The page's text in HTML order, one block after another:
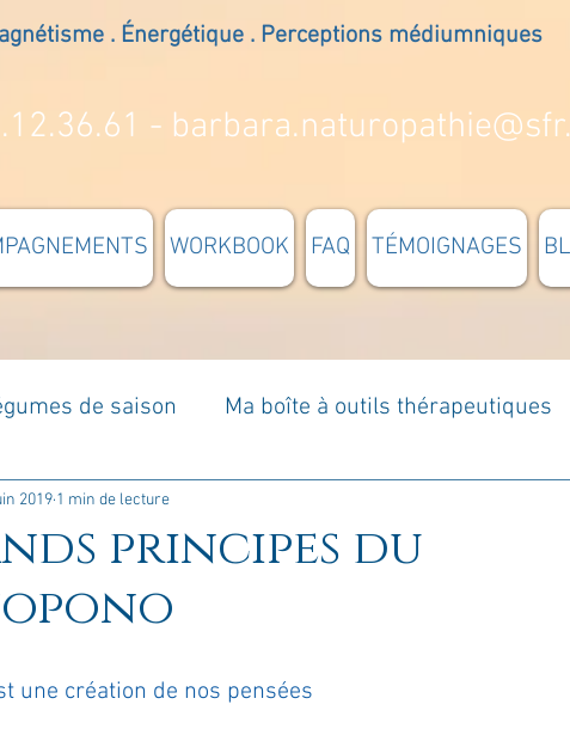
. Énergétique . Perceptions médiumniques
-
WORKBOOK FAQ TÉMOIGNAGES
de saison Ma boîte à outils thérapeutiques
Rome : voyage
du jour Croyances et idées reçues
Votre communauté C'est mon histoire
principes du
2019 1 min de lecture
une création de nos pensées